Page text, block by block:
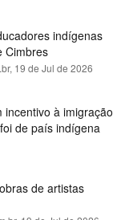
indígenas
Cimbres
19 de Jul de 2026
incentivo à imigração
de país indígena
de artistas